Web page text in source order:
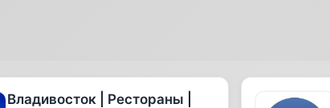
Владивосток | Рестораны |